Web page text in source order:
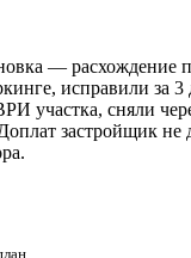
— расхождение
исправили за
участка, сняли
застройщик